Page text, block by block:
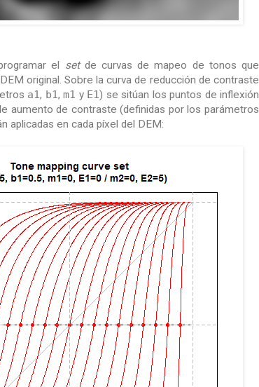
el setde curvas de mapeo de tonos que
original. Sobre la curva de reducción de contraste
a1, b1,m1 y E1) se sitúan los puntos de inflexión
aumento de contraste (definidas por los parámetros
aplicadas en cada píxel del DEM: